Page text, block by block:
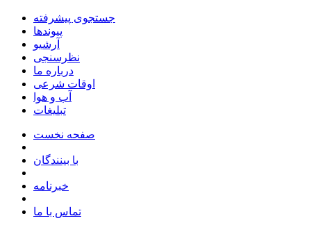
جستجوی پیشرفته
پیوندها
آرشیو
نظرسنجی
درباره ما
اوقات شرعی
آب و هوا
تبلیغات
صفحه نخست
با بینندگان
خبرنامه
تماس با ما